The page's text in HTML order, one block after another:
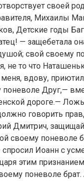
своей
Михаилы
Детские годы
— защебетала
свой своему
не то что
вдову,
поневоле Друг,—
дороге.—
говорить
Дмитрич,
своему поневоле
Иоанн с
этим
поневоле